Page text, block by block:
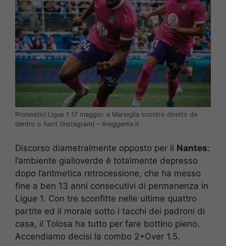
Pronostici Ligue 1 17 maggio: a Marsiglia scontro diretto da
dentro o fuori (Instagram) – Ilveggente.it
Discorso diametralmente opposto per il Nantes:
l’ambiente gialloverde è totalmente depresso
dopo l’aritmetica retrocessione, che ha messo
fine a ben 13 anni consecutivi di permanenza in
Ligue 1. Con tre sconfitte nelle ultime quattro
partite ed il morale sotto i tacchi dei padroni di
casa, il Tolosa ha tutto per fare bottino pieno.
Accendiamo decisi la combo 2+Over 1.5.